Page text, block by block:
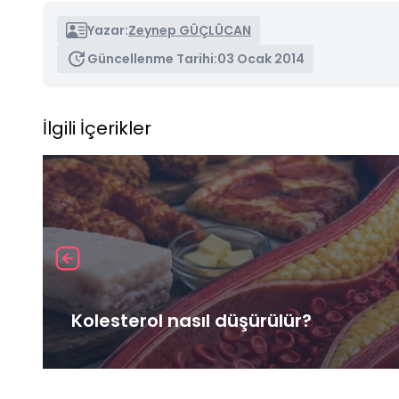
Yazar:Zeynep GÜÇLÜCAN
Güncellenme Tarihi:03 Ocak 2014
İlgili İçerikler
Kolesterol nasıl düşürülür?